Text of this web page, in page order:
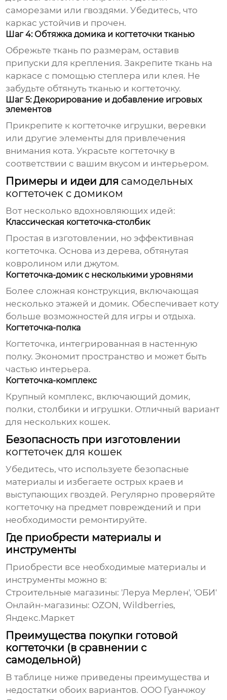
саморезами или гвоздями. Убедитесь, что
каркас устойчив и прочен.
Шаг 4: Обтяжка домика и когтеточки тканью
Обрежьте ткань по размерам, оставив
припуски для крепления. Закрепите ткань на
каркасе с помощью степлера или клея. Не
забудьте обтянуть тканью и когтеточку.
Шаг 5: Декорирование и добавление игровых
элементов
Прикрепите к когтеточке игрушки, веревки
или другие элементы для привлечения
внимания кота. Украсьте когтеточку в
соответствии с вашим вкусом и интерьером.
Примеры и идеи для самодельных
когтеточек с домиком
Вот несколько вдохновляющих идей:
Классическая когтеточка-столбик
Простая в изготовлении, но эффективная
когтеточка. Основа из дерева, обтянутая
ковролином или джутом.
Когтеточка-домик с несколькими уровнями
Более сложная конструкция, включающая
несколько этажей и домик. Обеспечивает коту
больше возможностей для игры и отдыха.
Когтеточка-полка
Когтеточка, интегрированная в настенную
полку. Экономит пространство и может быть
частью интерьера.
Когтеточка-комплекс
Крупный комплекс, включающий домик,
полки, столбики и игрушки. Отличный вариант
для нескольких кошек.
Безопасность при изготовлении
когтеточек для кошек
Убедитесь, что используете безопасные
материалы и избегаете острых краев и
выступающих гвоздей. Регулярно проверяйте
когтеточку на предмет повреждений и при
необходимости ремонтируйте.
Где приобрести материалы и
инструменты
Приобрести все необходимые материалы и
инструменты можно в:
Строительные магазины: 'Леруа Мерлен', 'ОБИ'
Онлайн-магазины: OZON, Wildberries,
Яндекс.Маркет
Преимущества покупки готовой
когтеточки (в сравнении с
самодельной)
В таблице ниже приведены преимущества и
недостатки обоих вариантов. ООО Гуанчжоу